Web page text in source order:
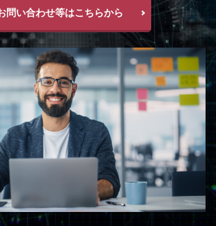
問い合わせ等はこちらから